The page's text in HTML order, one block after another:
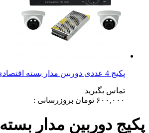
پکیج 4 عددی دوربین مدار بسته اقتصادی
تماس بگیرید
۶۰۰,۰۰۰ تومان بروزرسانی :
پکیج دوربین مدار بسته